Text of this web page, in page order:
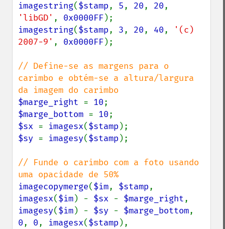
imagestring($stamp, 5, 20, 20
'libGD' , 0x0000FF
imagestring($stamp, 3, 20, 40,
'(c)
2007-9' , 0x0000FF);
// Define-se as margens para o
carimbo e obtém-se a altura/largura
$marge_right = 10
$marge_bottom = 10
$sx = imagesx($stamp
$sy = imagesy($stamp );
// Funde o carimbo com a foto usando
imagecopymerge($im, $stamp
imagesx($im) - $sx - $marge_right
imagesy($im) - $sy - $marge_bottom
0, 0, imagesx($stamp